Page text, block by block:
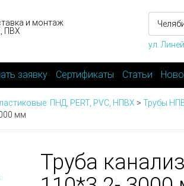
и монтаж
ПВХ
ул.
заявку Сертификаты Статьи
ПНД, PERT, PVC, НПВХ > Трубы
мм
Труба